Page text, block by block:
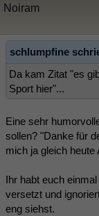
Noiram
schlumpfine
Da kam Zitat "es
Sport hier"...
Eine sehr
sollen? "Danke für
mich ja gleich
Ihr habt euch
versetzt und
eng siehst.